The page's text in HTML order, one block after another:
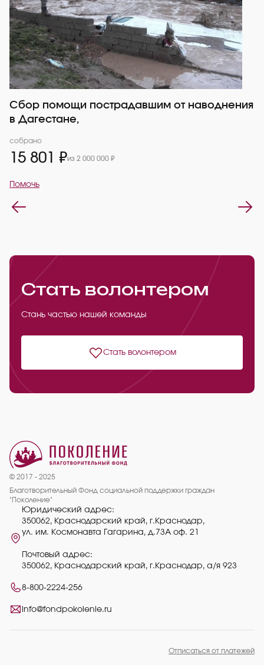
Сбор помощи пострадавшим от наводнения
в Дагестане,
собрано
15 801 ₽из 2 000 000 ₽
Помочь
Стать волонтером
Стань частью нашей команды
Стать волонтером
© 2017 - 2025
Благотворительный Фонд социальной поддержки граждан
"Поколение"
Юридический адрес:
350062, Краснодарский край, г.Краснодар,
ул. им. Космонавта Гагарина, д.73А оф. 21
Почтовый адрес:
350062, Краснодарский край, г.Краснодар, а/я 923
8-800-2224-256
info@fondpokolenie.ru
Отписаться от платежей